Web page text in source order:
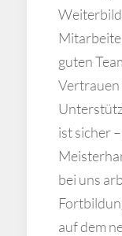
guten
Vertrauen
ist sicher
bei uns
auf dem